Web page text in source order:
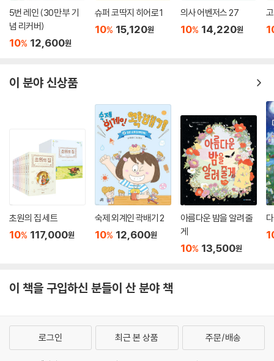
교과연계
3학년 2학기 국어 6. 감상과 표현의 즐거움
4학년 1학기 국어 5. 말과 글로 전하는 생각
6학년 1학기 국어 1. 자신의 삶과 관련지어 읽어요
6학년 도덕 1. 나는 꿈 요리사
5번 레인 (30만 부 기
념 리커버)
10% 12,600원
슈퍼 코딱지 히어로 1
10% 15,120원
의사 어벤저스 27
10% 14,220원
이 분야 신상품
초원의 집 세트
10% 117,000원
숙제 외계인 곽배기 2
10% 12,600원
아름다운 밤을 알려 줄
게
10% 13,500원
이 책을 구입하신 분들이 산 분야 책
로그인 최근 본 상품 주문/배송